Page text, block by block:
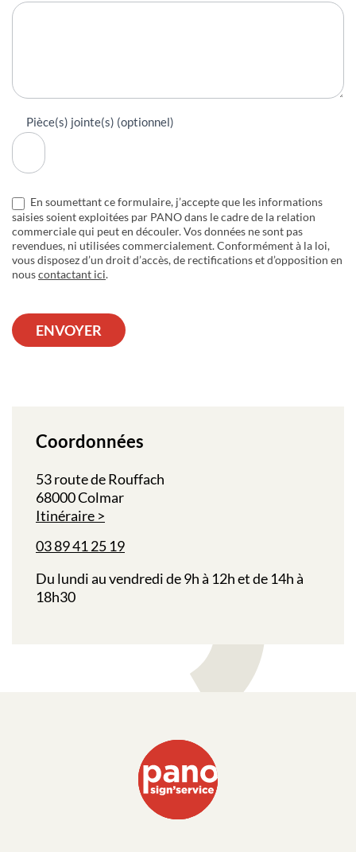
Pièce(s) jointe(s) (optionnel)
En soumettant ce formulaire, j’accepte que les informations
saisies soient exploitées par PANO dans le cadre de la relation
commerciale qui peut en découler. Vos données ne sont pas
revendues, ni utilisées commercialement. Conformément à la loi,
vous disposez d’un droit d’accès, de rectifications et d’opposition en
nouscontactant ici.
ENVOYER
Coordonnées
53 route de Rouffach
68000 Colmar
Itinéraire
03 89 41 25 19
Du lundi au vendredi de 9h à 12h et de 14h à
18h30